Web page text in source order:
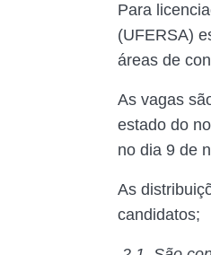
Para
(UFERSA)
áreas de
As vagas
estado do
no dia 9 de
As
candidatos;